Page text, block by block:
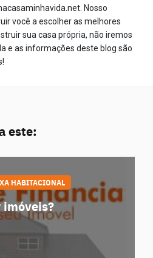
Nosso
você a escolher as melhores
sua casa própria, não iremos
e as informações deste blog são
este:
HABITACIONAL